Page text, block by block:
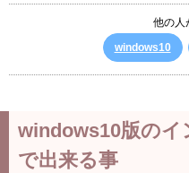
他の人
windows10
windows10版のイ
で出来る事